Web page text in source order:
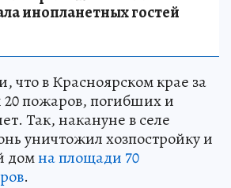
инопланетных гостей
что в Красноярском крае за
пожаров, погибших и
Так, накануне в селе
уничтожил хозпостройку и
домна площади 70
.